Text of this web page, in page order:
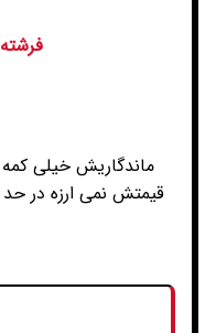
ماندگاریش خیلی
قیمتش نمی ارزه در